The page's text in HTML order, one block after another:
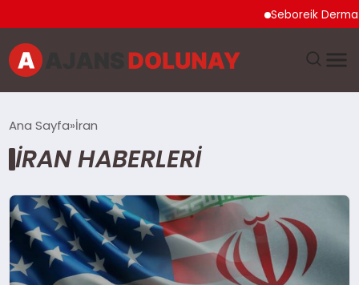
Seboreik Dermatit
EĞITIM
EKONOMI
GENEL
GÜNCEL
Ana Sayfa İran
İRAN HABERLERI